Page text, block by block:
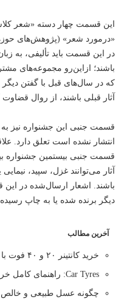
این قسمت چهار دسته «شعر
«درمورد شعر» (پژوهش‌های
در این قسمت باید تألیفی، به
باشند؛ ازاین‌رو مجموعه‌های
که در سال‌های قبل با گفتن دیگر
آثار قبلی باشند، از روال
قسمت جنبی این جشنواره نیز
انتشار نشده است تعلق دارد.
قسمت جنبی بیستمین جشنواره
آثار می‌توانند غزل، سپید،
باشند. اشعار ارسال‌شده در این
دیگر برنده شده یا به چاپ رسیده
آخرین مطالب
خرید کانتینر ۲۰ و ۴۰ فوت با بهترین قیمت
Car Tyres: راهنمای کامل خرید تایر
چگونه عسل طبیعی و خالص